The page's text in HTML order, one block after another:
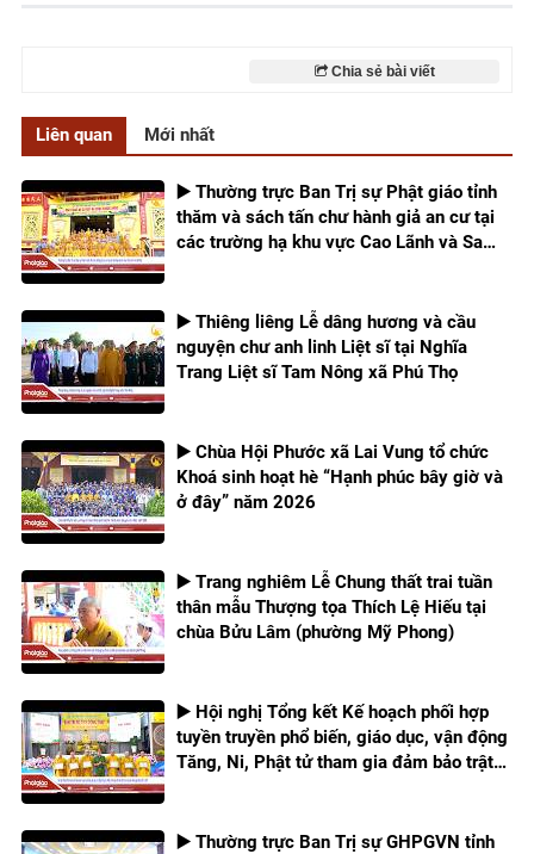
Chia sẻ bài viết
Liên quan Mới nhất
▶️ Thường trực Ban Trị sự Phật giáo tỉnh
thăm và sách tấn chư hành giả an cư tại
các trường hạ khu vực Cao Lãnh và Sa
▶️ Thiêng liêng Lễ dâng hương và cầu
nguyện chư anh linh Liệt sĩ tại Nghĩa
Trang Liệt sĩ Tam Nông xã Phú Thọ
▶️ Chùa Hội Phước xã Lai Vung tổ chức
Khoá sinh hoạt hè “Hạnh phúc bây giờ và
ở đây” năm 2026
▶️ Trang nghiêm Lễ Chung thất trai tuần
thân mẫu Thượng tọa Thích Lệ Hiếu tại
chùa Bửu Lâm (phường Mỹ Phong)
▶️ Hội nghị Tổng kết Kế hoạch phối hợp
tuyền truyền phổ biến, giáo dục, vận động
Tăng, Ni, Phật tử tham gia đảm bảo trật
▶️ Thường trực Ban Trị sự GHPGVN tỉnh